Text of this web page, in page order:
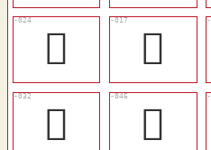
󶿿
󶿻
󷀅
󷀑